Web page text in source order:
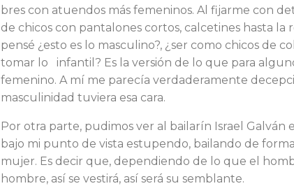
bres con atuendos más femeninos. Al fi­jarme con
de chicos con pantalones cortos, calcetines hasta la
pensé ¿esto es lo masculino?, ¿ser como chicos de
tomar lo infantil? Es la versión de lo que para
femenino. A mí me parecía verdaderamente
masculinidad tuviera esa cara.
Por otra parte, pudimos ver al bailarín Is­rael
bajo mi punto de vista estu­pendo, bailando de
mujer. Es decir que, dependiendo de lo que el
hombre, así se vestirá, así será su semblante.